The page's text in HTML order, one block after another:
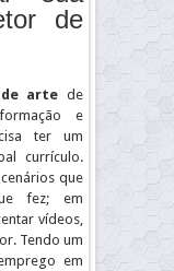
de
arte de
e
ter um
currículo.
que
fez; em
vídeos,
Tendo um
em